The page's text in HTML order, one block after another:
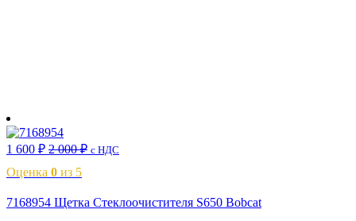
1 600 ₽ 2 000₽ с НДС
Оценка 0 из 5
7168954 Щетка Стеклоочистителя S650 Bobcat